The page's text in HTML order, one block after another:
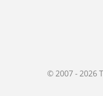
© 2007 - 2026